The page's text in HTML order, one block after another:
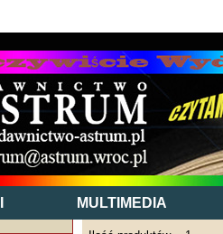
MULTIMEDIA